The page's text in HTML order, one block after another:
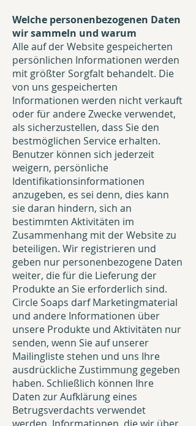
Welche personenbezogenen Daten
wir sammeln und warum
Alle auf der Website gespeicherten
persönlichen Informationen werden
mit größter Sorgfalt behandelt. Die
von uns gespeicherten
Informationen werden nicht verkauft
oder für andere Zwecke verwendet,
als sicherzustellen, dass Sie den
bestmöglichen Service erhalten.
Benutzer können sich jederzeit
weigern, persönliche
Identifikationsinformationen
anzugeben, es sei denn, dies kann
sie daran hindern, sich an
bestimmten Aktivitäten im
Zusammenhang mit der Website zu
beteiligen. Wir registrieren und
geben nur personenbezogene Daten
weiter, die für die Lieferung der
Produkte an Sie erforderlich sind.
Circle Soaps darf Marketingmaterial
und andere Informationen über
unsere Produkte und Aktivitäten nur
senden, wenn Sie auf unserer
Mailingliste stehen und uns Ihre
ausdrückliche Zustimmung gegeben
haben. Schließlich können Ihre
Daten zur Aufklärung eines
Betrugsverdachts verwendet